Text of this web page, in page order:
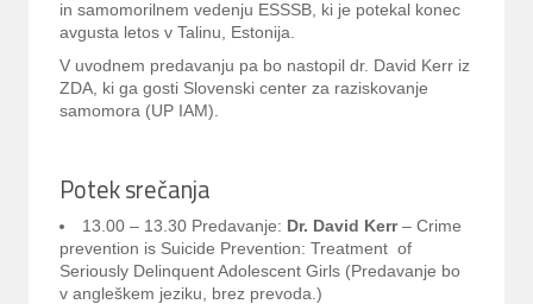
in samomorilnem vedenju ESSSB, ki je potekal konec
avgusta letos v Talinu, Estonija.
V uvodnem predavanju pa bo nastopil dr. David Kerr iz
ZDA, ki ga gosti Slovenski center za raziskovanje
samomora (UP IAM).
Potek srečanja
13.00 – 13.30 Predavanje: Dr. David Kerr– Crime
prevention is Suicide Prevention: Treatment of
Seriously Delinquent Adolescent Girls (Predavanje bo
v angleškem jeziku, brez prevoda.)